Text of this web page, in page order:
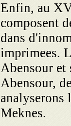
Enfin, au
composent
dans
imprimees.
Abensour et
Abensour,
analyserons
Meknes.